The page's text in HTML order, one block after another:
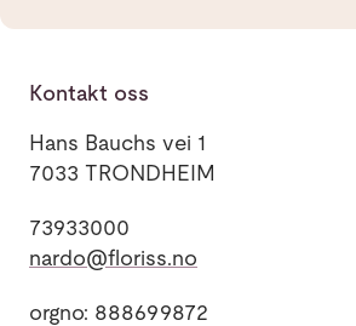
Kontakt oss
Hans Bauchs vei 1
7033 TRONDHEIM
73933000
nardo@floriss.no
orgno: 888699872